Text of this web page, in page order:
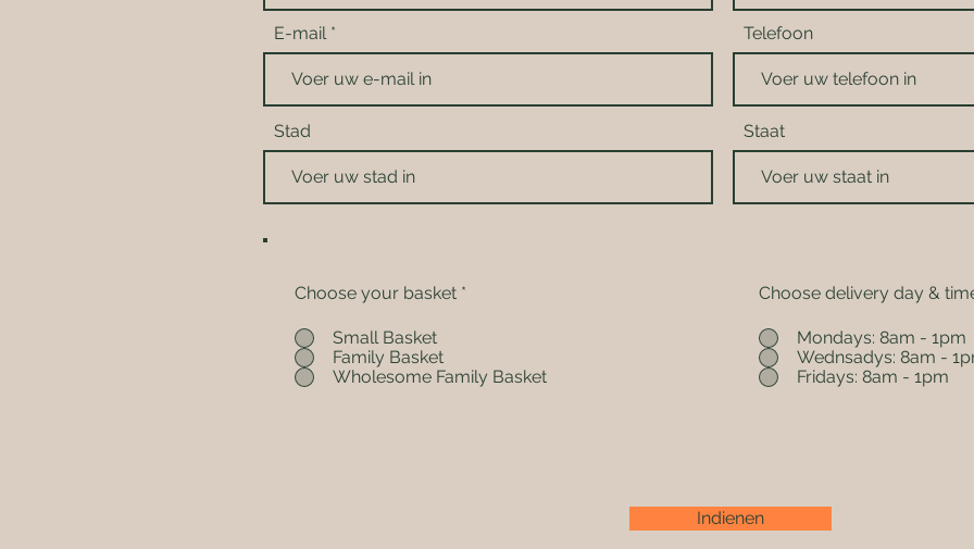
E-mail Telefoon
Stad Staat
Choose your basket *
Small Basket
Family Basket
Wholesome Family Basket
Choose delivery day &
Mondays: 8am - 1pm
Wednsadys: 8am -
Fridays: 8am - 1pm
Indienen